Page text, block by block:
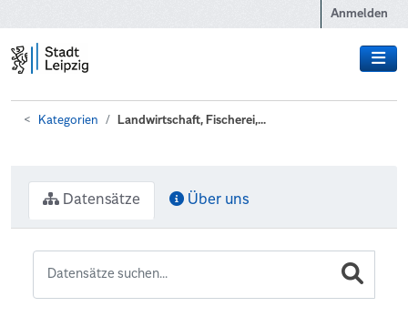
Anmelden
Kategorien Landwirtschaft, Fischerei,...
Datensätze Über uns